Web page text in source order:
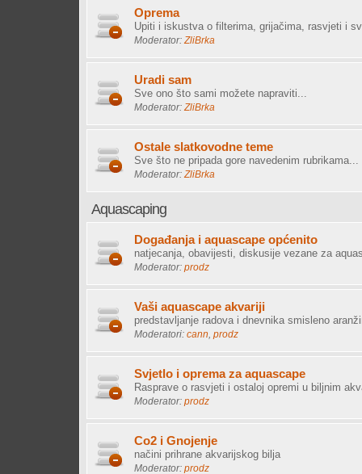
Oprema
Upiti i iskustva o filterima, grijačima, rasvjeti i
Moderator: ZliBrka
Uradi sam
Sve ono što sami možete napraviti...
Moderator: ZliBrka
Ostale slatkovodne teme
Sve što ne pripada gore navedenim rubrikama...
Moderator: ZliBrka
Aquascaping
Događanja i aquascape općenito
natjecanja, obavijesti, diskusije vezane za
Moderator: prodz
Vaši aquascape akvariji
predstavljanje radova i dnevnika smisleno
Moderatori: cann prodz
Svjetlo i oprema za aquascape
Rasprave o rasvjeti i ostaloj opremi u biljnim
Moderator: prodz
Co2 i Gnojenje
načini prihrane akvarijskog bilja
Moderator: prodz